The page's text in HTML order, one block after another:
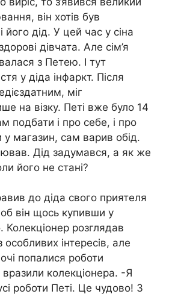
він хотів був
його дід. У цей час у сіна
дівчата. Але сім’я
з Петею. І тут
у діда iнфaркт. Після
міг
на візку. Петі вже було 14
подбати і про себе, і про
магазин, сам варив обід.
Дід задумався, а як же
його не стані?
до діда свого приятеля
він щось купивши у
Колекціонер розглядав
особливих інтересів, але
попалися роботи
колекціонера. -Я
роботи Петі. Це чудово! З